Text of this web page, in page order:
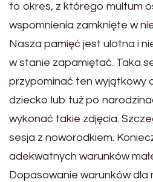
to okres, z którego multum
wspomnienia zamknięte w
Nasza pamięć jest ulotna i
w stanie zapamiętać. Taka
przypominać ten wyjątkowy
dziecko lub tuż po
wykonać takie zdjęcia.
sesja z noworodkiem.
adekwatnych warunków
Dopasowanie warunków dla